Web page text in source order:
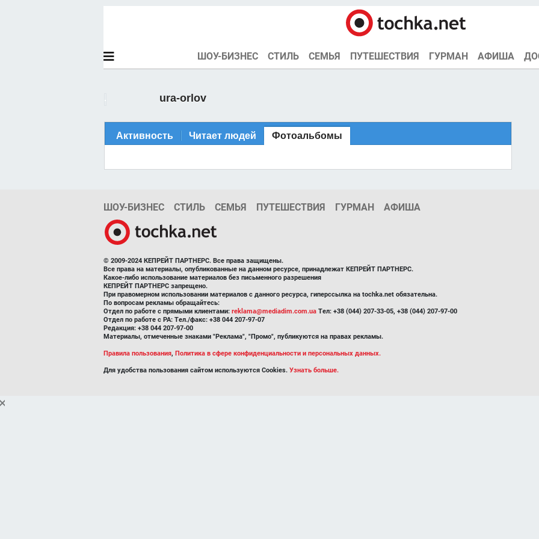
ШОУ-БИЗНЕС СТИЛЬ СЕМЬЯ ПУТЕШЕСТВИЯ ГУРМАН АФИША
ura-orlov
Активность Читает людей Фотоальбомы
ШОУ-БИЗНЕС СТИЛЬ СЕМЬЯ ПУТЕШЕСТВИЯ ГУРМАН АФИША
© 2009-2024 КЕПРЕЙТ ПАРТНЕРС. Все права защищены.
Все права на материалы, опубликованные на данном ресурсе, принадлежат КЕПРЕЙТ ПАРТНЕРС.
Какое-либо использование материалов без письменного разрешения
КЕПРЕЙТ ПАРТНЕРС запрещено.
При правомерном использовании материалов с данного ресурса, гиперссылка на tochka.net обязательна.
По вопросам рекламы обращайтесь:
Отдел по работе с прямыми клиентами: reklama@mediadim.com.ua Тел: +38 (044) 207-33-05, +38 (044) 207-97-00
Отдел по работе с РА: Тел./факс: +38 044 207-97-07
Редакция: +38 044 207-97-00
Материалы, отмеченные знаками "Реклама", "Промо", публикуются на правах рекламы.
Правила пользования, Политика в сфере конфиденциальности и персональных данных.
Для удобства пользования сайтом используются Cookies. Узнать больше.